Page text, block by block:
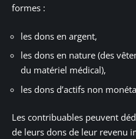
formes :
les dons en argent,
les dons en nature (des
du matériel médical),
les dons d’actifs non
Les contribuables peuvent
de leurs dons de leur revenu